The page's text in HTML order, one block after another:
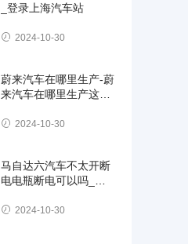
_登录上海汽车站
2024-10-30
蔚来汽车在哪里生产-蔚
来汽车在哪里生产这个
2024-10-30
马自达六汽车不太开断
电电瓶断电可以吗_马
2024-10-30